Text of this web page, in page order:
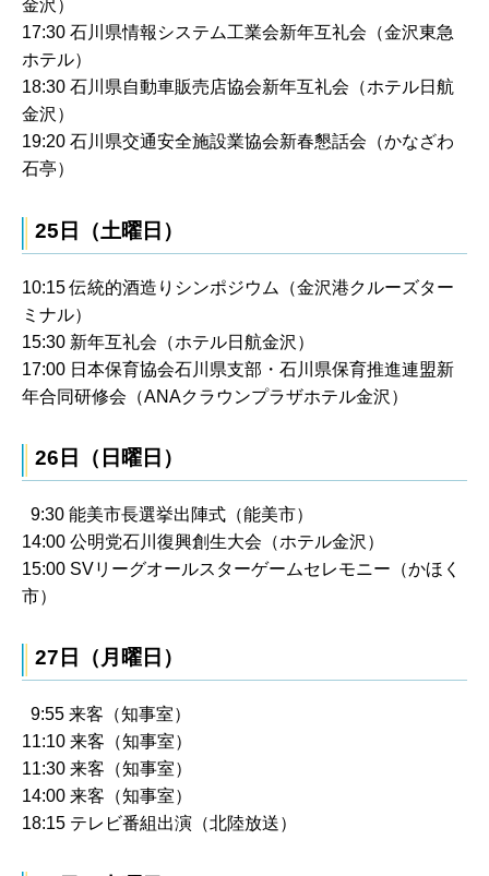
金沢）
17:30 石川県情報システム工業会新年互礼会（金沢東急
ホテル）
18:30 石川県自動車販売店協会新年互礼会（ホテル日航
金沢）
19:20 石川県交通安全施設業協会新春懇話会（かなざわ
石亭）
25日（土曜日）
10:15 伝統的酒造りシンポジウム（金沢港クルーズター
ミナル）
15:30 新年互礼会（ホテル日航金沢）
17:00 日本保育協会石川県支部・石川県保育推進連盟新
年合同研修会（ANAクラウンプラザホテル金沢）
26日（日曜日）
9:30 能美市長選挙出陣式（能美市）
14:00 公明党石川復興創生大会（ホテル金沢）
15:00 SVリーグオールスターゲームセレモニー（かほく
市）
27日（月曜日）
9:55 来客（知事室）
11:10 来客（知事室）
11:30 来客（知事室）
14:00 来客（知事室）
18:15 テレビ番組出演（北陸放送）